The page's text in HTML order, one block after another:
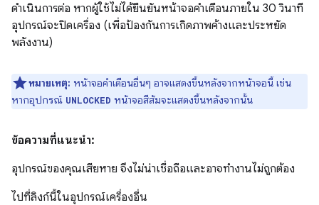
ดำเนินการต่อ หากผู้ใช้ไม่ได้ยืนยันหน้าจอคำเตือนภายใน 30 วินาที
อุปกรณ์จะปิดเครื่อง (เพื่อป้องกันการเกิดภาพค้างและประหยัด
พลังงาน)
หมายเหตุ: หน้าจอคำเตือนอื่นๆ อาจแสดงขึ้นหลังจากหน้าจอนี้ เช่น
หากอุปกรณ์ UNLOCKED หน้าจอสีส้มจะแสดงขึ้นหลังจากนั้น
ข้อความที่แนะนำ:
อุปกรณ์ของคุณเสียหาย จึงไม่น่าเชื่อถือและอาจทำงานไม่ถูกต้อง
ไปที่ลิงก์นี้ในอุปกรณ์เครื่องอื่น